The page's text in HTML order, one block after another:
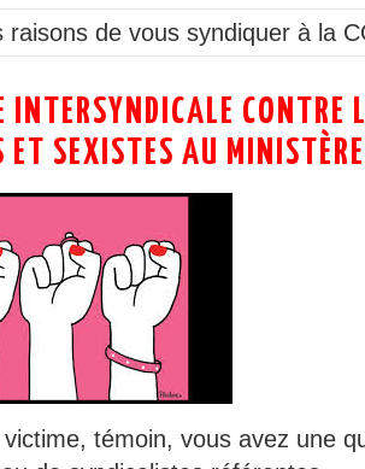
raisons de vous syndiquer à la
INTERSYNDICALE CONTRE
ET SEXISTES AU MINISTÈRE
victime, témoin, vous avez une